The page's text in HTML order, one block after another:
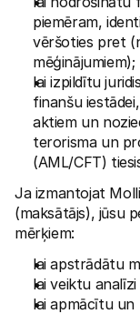
piemēram,
vēršoties pret
mēģinājumiem);
lai izpildītu
finanšu
aktiem un
terorisma un
(AML/CFT)
Ja izmantojat
(maksātājs), jūsu
mērķiem:
lai apstrādātu
lai veiktu
lai apmācītu